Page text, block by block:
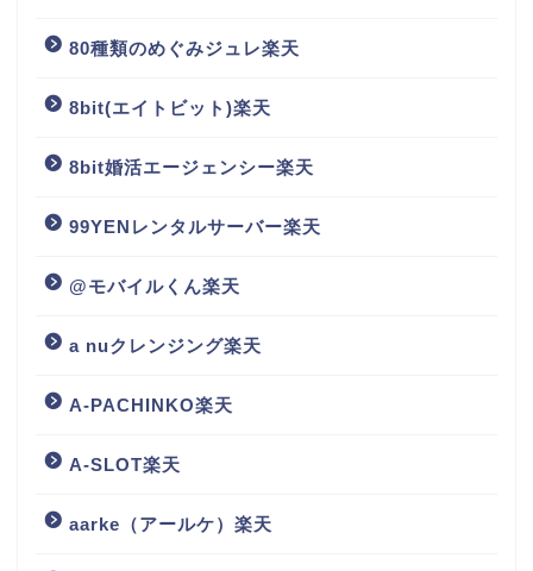
80種類のめぐみジュレ楽天
8bit(エイトビット)楽天
8bit婚活エージェンシー楽天
99YENレンタルサーバー楽天
@モバイルくん楽天
a nuクレンジング楽天
A-PACHINKO楽天
A-SLOT楽天
aarke（アールケ）楽天